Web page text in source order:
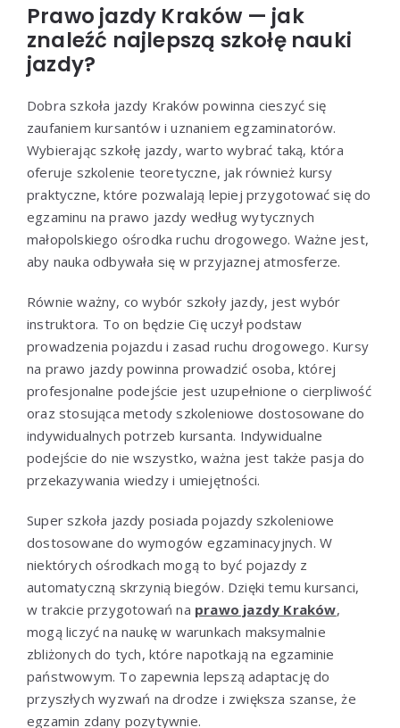
Prawo jazdy Kraków — jak
znaleźć najlepszą szkołę nauki
jazdy?
Dobra szkoła jazdy Kraków powinna cieszyć się
zaufaniem kursantów i uznaniem egzaminatorów.
Wybierając szkołę jazdy, warto wybrać taką, która
oferuje szkolenie teoretyczne, jak również kursy
praktyczne, które pozwalają lepiej przygotować się do
egzaminu na prawo jazdy według wytycznych
małopolskiego ośrodka ruchu drogowego. Ważne jest,
aby nauka odbywała się w przyjaznej atmosferze.
Równie ważny, co wybór szkoły jazdy, jest wybór
instruktora. To on będzie Cię uczył podstaw
prowadzenia pojazdu i zasad ruchu drogowego. Kursy
na prawo jazdy powinna prowadzić osoba, której
profesjonalne podejście jest uzupełnione o cierpliwość
oraz stosująca metody szkoleniowe dostosowane do
indywidualnych potrzeb kursanta. Indywidualne
podejście do nie wszystko, ważna jest także pasja do
przekazywania wiedzy i umiejętności.
Super szkoła jazdy posiada pojazdy szkoleniowe
dostosowane do wymogów egzaminacyjnych. W
niektórych ośrodkach mogą to być pojazdy z
automatyczną skrzynią biegów. Dzięki temu kursanci,
w trakcie przygotowań na prawo jazdy Kraków,
mogą liczyć na naukę w warunkach maksymalnie
zbliżonych do tych, które napotkają na egzaminie
państwowym. To zapewnia lepszą adaptację do
przyszłych wyzwań na drodze i zwiększa szanse, że
egzamin zdany pozytywnie.